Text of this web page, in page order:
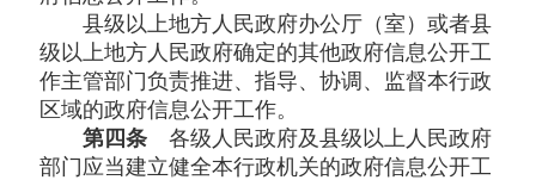
县级以上地方人民政府办公厅（室）或者县
级以上地方人民政府确定的其他政府信息公开工
作主管部门负责推进、指导、协调、监督本行政
区域的政府信息公开工作。
第四条各级人民政府及县级以上人民政府
部门应当建立健全本行政机关的政府信息公开工